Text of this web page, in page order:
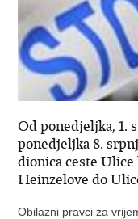
Od ponedjeljka, 1.
ponedjeljka 8.
dionica ceste
Heinzelove do
Obilazni pravci za